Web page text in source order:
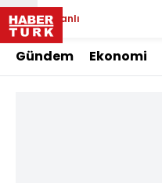
Canlı
Gündem Ekonomi